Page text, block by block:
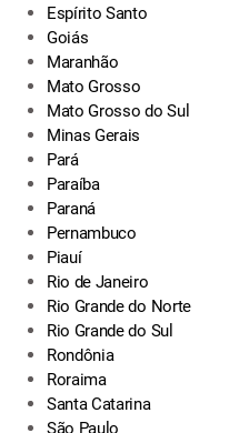
Espírito Santo
Goiás
Maranhão
Mato Grosso
Mato Grosso do Sul
Minas Gerais
Pará
Paraíba
Paraná
Pernambuco
Piauí
Rio de Janeiro
Rio Grande do Norte
Rio Grande do Sul
Rondônia
Roraima
Santa Catarina
São Paulo